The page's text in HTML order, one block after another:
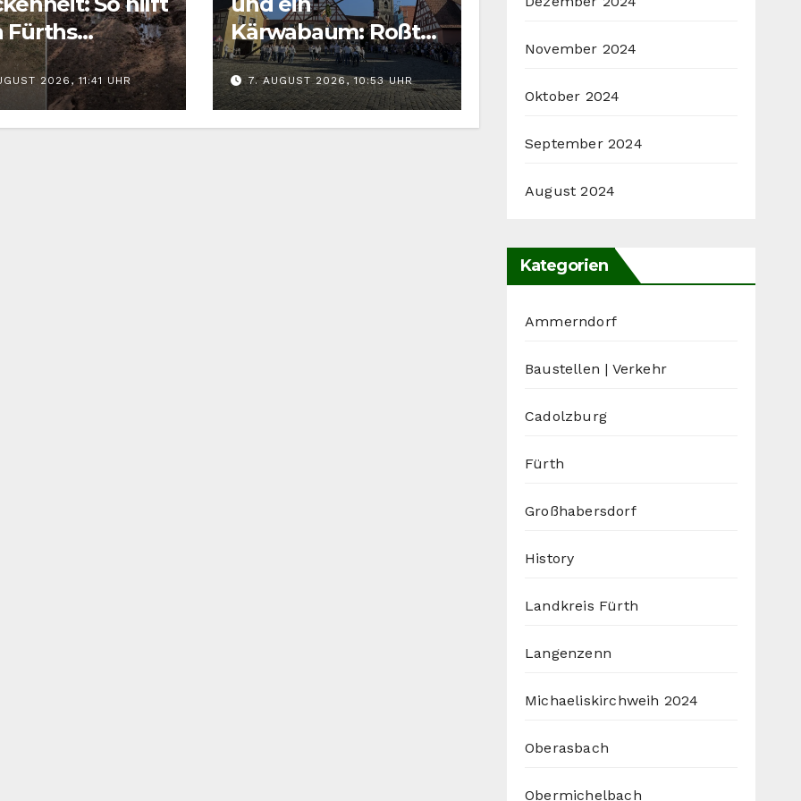
Fürths
richtig
2026, 11:41 UHR
Kärwabaum: Roßtal
feiert Kärwa
7. AUGUST 2026, 10:53 UHR
November 2024
Oktober 2024
September 2024
August 2024
Kategorien
Ammerndorf
Baustellen | Verkehr
Cadolzburg
Fürth
Großhabersdorf
History
Landkreis Fürth
Langenzenn
Michaeliskirchweih 2024
Oberasbach
Obermichelbach